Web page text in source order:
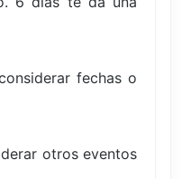
fechas o
otros eventos